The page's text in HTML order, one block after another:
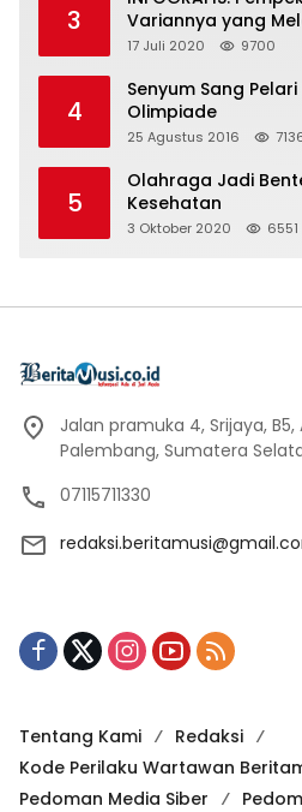
3
Variannya yang
17 Juli 2020 9700
4
Senyum Sang
Olimpiade
25 Agustus 2016
5
Olahraga Jadi
Kesehatan
3 Oktober 2020 6551
Jalan pramuka 4, Srijaya,
Palembang, Sumatera
07115711330
Tentang Kami
Redaksi
Kode Perilaku Wartawan
Pedoman Media Siber